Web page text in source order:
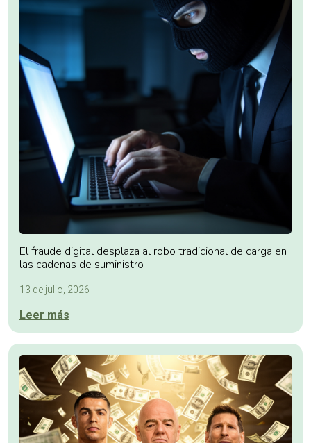
El fraude digital desplaza al robo tradicional de carga en
las cadenas de suministro
13 de julio, 2026
Leer más